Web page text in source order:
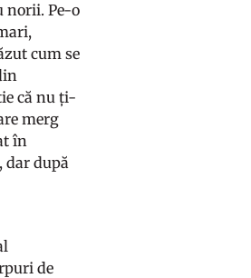
norii. Pe-o
cum se
că nu ți-
merg
în
dar după
de